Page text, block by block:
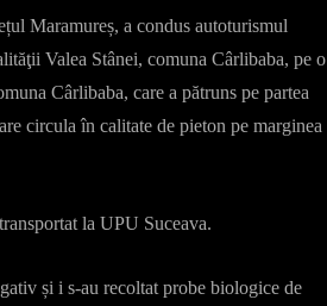
Maramureș, a condus autoturismul
Valea Stânei, comuna Cârlibaba, pe o
Cârlibaba, care a pătruns pe partea
circula în calitate de pieton pe marginea
la UPU Suceava.
și i s-au recoltat probe biologice de